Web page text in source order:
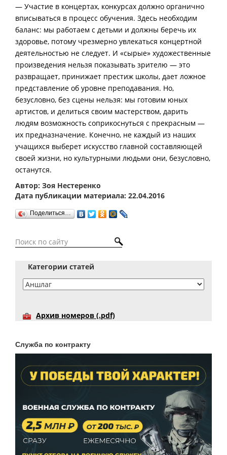
— Участие в концертах, конкурсах должно органично
вписываться в процесс обучения. Здесь необходим
баланс: мы работаем с детьми и должны беречь их
здоровье, потому чрезмерно увлекаться концертной
деятельностью не следует. И «сырые» художественные
произведения нельзя показывать зрителю — это
развращает, принижает престиж школы, дает ложное
представление об уровне преподавания. Но,
безусловно, без сцены нельзя: мы готовим юных
артистов, и делиться своим мастерством, дарить
людям возможность соприкоснуться с прекрасным —
их предназначение. Конечно, не каждый из наших
учащихся выберет искусство главной составляющей
своей жизни, но культурными людьми они, безусловно,
останутся.
Автор: Зоя Нестеренко
Дата публикации материала: 22.04.2016
Поделиться…
Категории статей
Архив номеров (.pdf)
Служба по контракту